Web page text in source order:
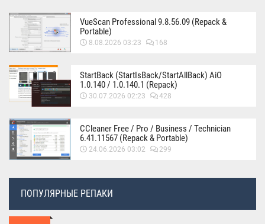
VueScan Professional 9.8.56.09 (Repack &
Portable)
8.08.2026 03:23 168
StartBack (StartIsBack/StartAllBack) AiO
1.0.140 / 1.0.140.1 (Repack)
30.07.2026 02:23 428
CCleaner Free / Pro / Business / Technician
6.41.11567 (Repack & Portable)
24.06.2026 03:02 299
ПОПУЛЯРНЫЕ РЕПАКИ